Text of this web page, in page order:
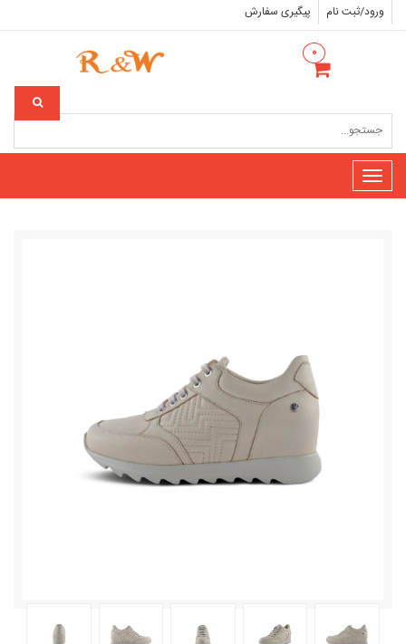
ورود/ثبت نام پیگیری سفارش
۰
Toggle
navigation